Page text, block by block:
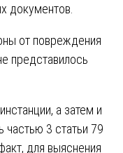
документов.
от повреждения
представилось
а затем и
частью 3 статьи 79
для выяснения